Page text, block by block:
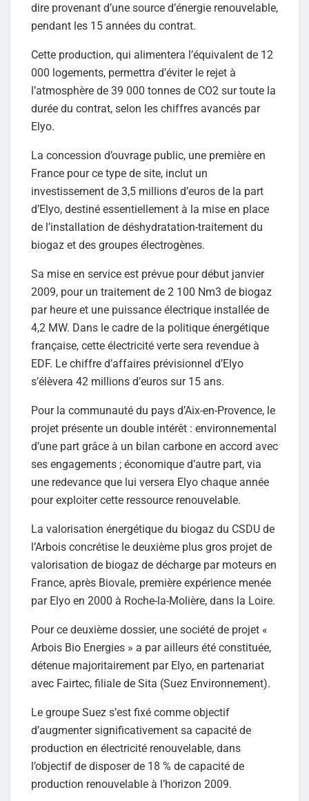
dire provenant d’une source d’énergie renouvelable,
pendant les 15 années du contrat.
Cette production, qui alimentera l’équivalent de 12
000 logements, permettra d’éviter le rejet à
l’atmosphère de 39 000 tonnes de CO2 sur toute la
durée du contrat, selon les chiffres avancés par
Elyo.
La concession d’ouvrage public, une première en
France pour ce type de site, inclut un
investissement de 3,5 millions d’euros de la part
d’Elyo, destiné essentiellement à la mise en place
de l’installation de déshydratation-traitement du
biogaz et des groupes électrogènes.
Sa mise en service est prévue pour début janvier
2009, pour un traitement de 2 100 Nm3 de biogaz
par heure et une puissance électrique installée de
4,2 MW. Dans le cadre de la politique énergétique
française, cette électricité verte sera revendue à
EDF. Le chiffre d’affaires prévisionnel d’Elyo
s’élèvera 42 millions d’euros sur 15 ans.
Pour la communauté du pays d’Aix-en-Provence, le
projet présente un double intérêt : environnemental
d’une part grâce à un bilan carbone en accord avec
ses engagements ; économique d’autre part, via
une redevance que lui versera Elyo chaque année
pour exploiter cette ressource renouvelable.
La valorisation énergétique du biogaz du CSDU de
l’Arbois concrétise le deuxième plus gros projet de
valorisation de biogaz de décharge par moteurs en
France, après Biovale, première expérience menée
par Elyo en 2000 à Roche-la-Molière, dans la Loire.
Pour ce deuxième dossier, une société de projet «
Arbois Bio Energies » a par ailleurs été constituée,
détenue majoritairement par Elyo, en partenariat
avec Fairtec, filiale de Sita (Suez Environnement).
Le groupe Suez s’est fixé comme objectif
d’augmenter significativement sa capacité de
production en électricité renouvelable, dans
l’objectif de disposer de 18 % de capacité de
production renouvelable à l’horizon 2009.